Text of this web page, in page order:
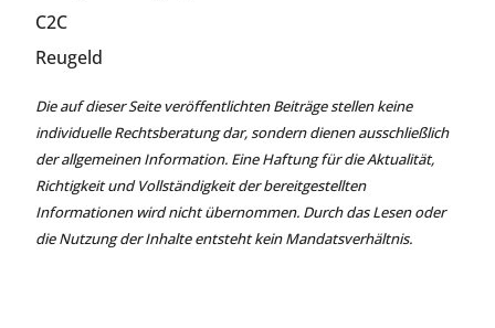
C2C
Reugeld
Die auf dieser Seite veröffentlichten Beiträge stellen keine
individuelle Rechtsberatung dar, sondern dienen ausschließlich
der allgemeinen Information. Eine Haftung für die Aktualität,
Richtigkeit und Vollständigkeit der bereitgestellten
Informationen wird nicht übernommen. Durch das Lesen oder
die Nutzung der Inhalte entsteht kein Mandatsverhältnis.